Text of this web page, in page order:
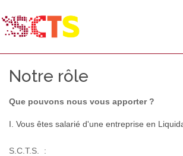
Notre rôle
Que pouvons nous vous apporter ?
I. Vous êtes salarié d'une entreprise en
S.C.T.S. :